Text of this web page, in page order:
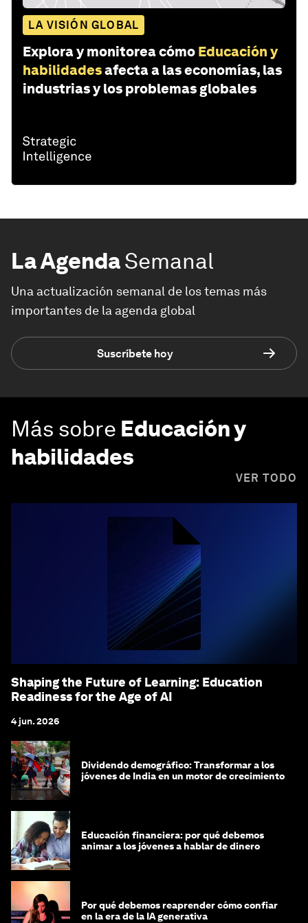
LA VISIÓN GLOBAL
Explora y monitorea cómo Educación y
habilidadesafecta a las economías, las
industrias y los problemas globales
La AgendaSemanal
Una actualización semanal de los temas más
importantes de la agenda global
Suscríbete hoy
Más sobre Educación y
habilidades
VER TODO
Shaping the Future of Learning: Education
Readiness for the Age of AI
4 jun. 2026
Dividendo demográfico: Transformar a los
jóvenes de India en un motor de crecimiento
Educación financiera: por qué debemos
animar a los jóvenes a hablar de dinero
Por qué debemos reaprender cómo confiar
en la era de la IA generativa